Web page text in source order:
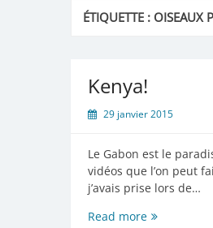
ÉTIQUETTE : OISEAUX
Kenya!
29 janvier 2015
Le Gabon est le
vidéos que l’on peut
j’avais prise lors de…
Read moreKenya!